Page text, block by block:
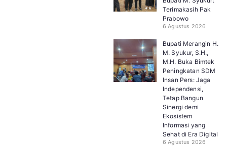
Terimakasih Pak
Prabowo
6 Agustus 2026
Bupati Merangin H.
M. Syukur, S.H.,
M.H. Buka Bimtek
Peningkatan SDM
Insan Pers: Jaga
Independensi,
Tetap Bangun
Sinergi demi
Ekosistem
Informasi yang
Sehat di Era Digital
6 Agustus 2026